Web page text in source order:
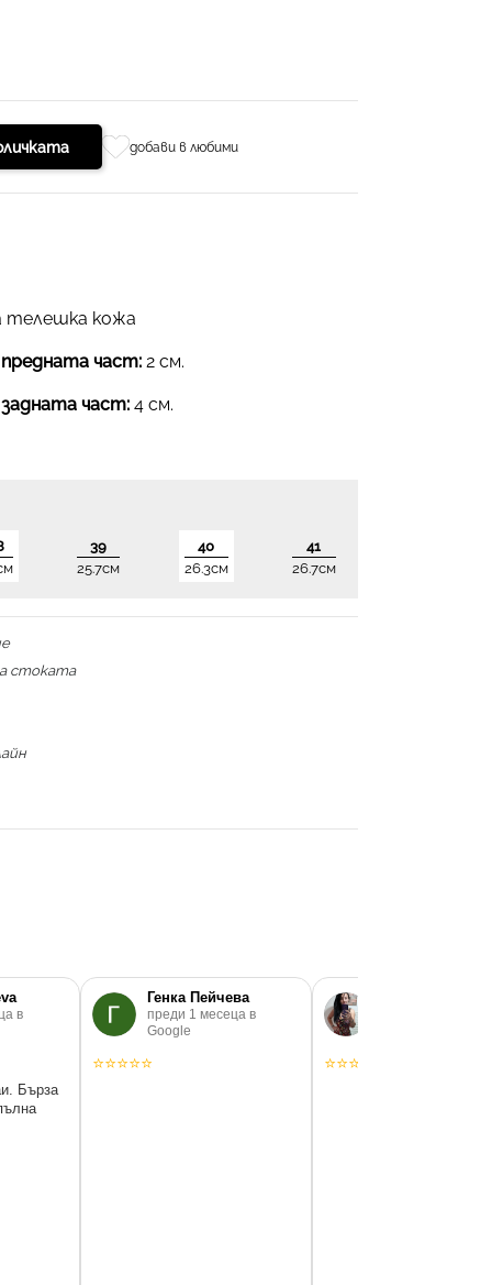
добави в любими
телешка кожа
част: 2 см.
част: 4 см.
39
25.7см
40
26.3см
41
26.7см
стоката
в
Бърза
Генка Пейчева
преди 1 месеца в
Google
⭐⭐⭐⭐⭐ ⭐⭐⭐